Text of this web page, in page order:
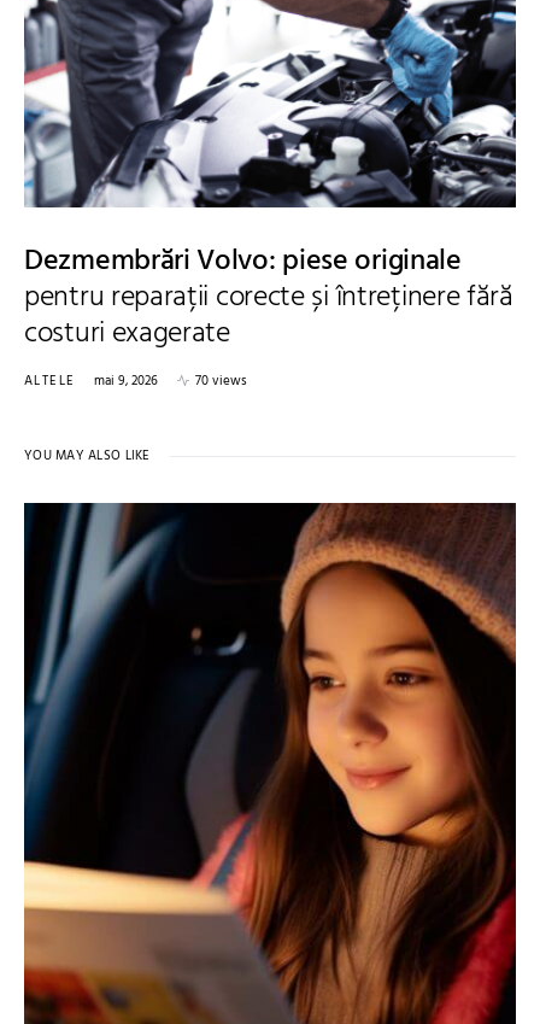
Dezmembrări Volvo: piese originale
pentru reparații corecte și întreținere fără
costuri exagerate
ALTELE mai 9, 2026 70 views
YOU MAY ALSO LIKE